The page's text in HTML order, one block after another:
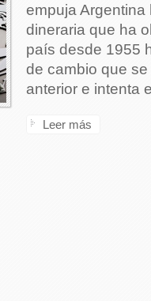
empuja
dineraria que ha
país desde 1955
de cambio que
anterior e intenta
Leer más